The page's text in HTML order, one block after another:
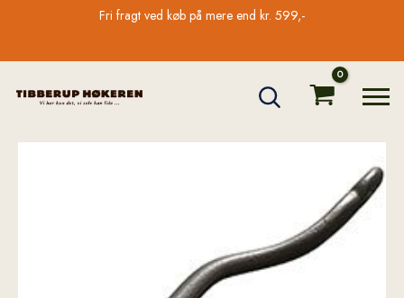
Fri fragt ved køb på mere end kr. 599,-